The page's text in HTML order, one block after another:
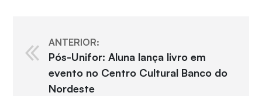
ANTERIOR:
Pós-Unifor: Aluna lança livro em
evento no Centro Cultural Banco do
Nordeste